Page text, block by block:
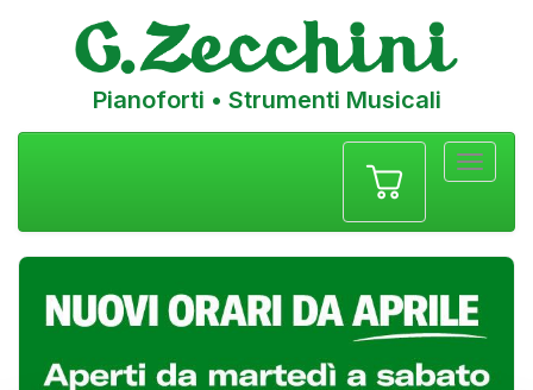
Pianoforti • Strumenti Musicali